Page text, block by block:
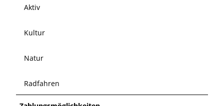
Aktiv
Kultur
Natur
Radfahren